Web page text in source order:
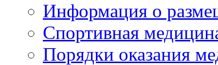
Информация о
Спортивная
Порядки оказания